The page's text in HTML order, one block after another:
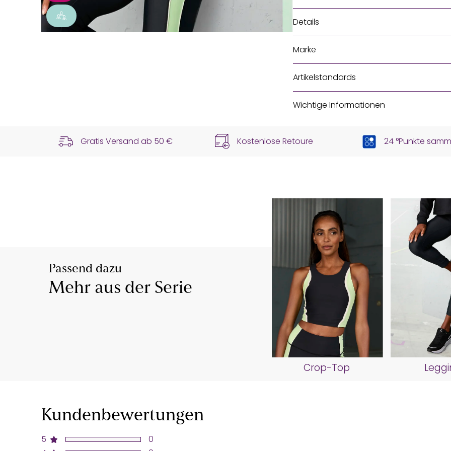
Details
Marke
Artikelstandards
Wichtige Informationen
Gratis Versand ab 50 € Kostenlose Retoure 24 °Punkte
Passend dazu
Mehr aus der Serie
Crop-Top
Kundenbewertungen
5
0